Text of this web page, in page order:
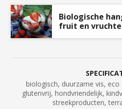
Biologische
fruit en
biologisch, duurzame vis,
glutenvrij, hondvriendelijk,
streekproducten,